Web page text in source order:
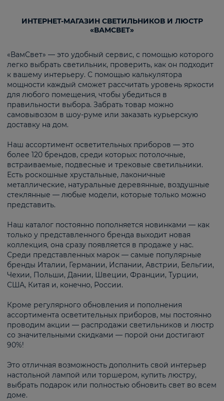
ИНТЕРНЕТ-МАГАЗИН СВЕТИЛЬНИКОВ И ЛЮСТР
«ВАМСВЕТ»
«ВамСвет» — это удобный сервис, с помощью которого
легко выбрать светильник, проверить, как он подходит
к вашему интерьеру. С помощью калькулятора
мощности каждый сможет рассчитать уровень яркости
для любого помещения, чтобы убедиться в
правильности выбора. Забрать товар можно
самовывозом в шоу-руме или заказать курьерскую
доставку на дом.
Наш ассортимент осветительных приборов — это
более 120 брендов, среди которых: потолочные,
встраиваемые, подвесные и трековые светильники.
Есть роскошные хрустальные, лаконичные
металлические, натуральные деревянные, воздушные
стеклянные — любые модели, которые только можно
представить.
Наш каталог постоянно пополняется новинками — как
только у представленного бренда выходит новая
коллекция, она сразу появляется в продаже у нас.
Среди представленных марок — самые популярные
бренды Италии, Германии, Испании, Австрии, Бельгии,
Чехии, Польши, Дании, Швеции, Франции, Турции,
США, Китая и, конечно, России.
Кроме регулярного обновления и пополнения
ассортимента осветительных приборов, мы постоянно
проводим акции — распродажи светильников и люстр
со значительными скидками — порой они достигают
90%!
Это отличная возможность дополнить свой интерьер
настольной лампой или торшером, купить люстру,
выбрать подарок или полностью обновить свет во всем
доме.